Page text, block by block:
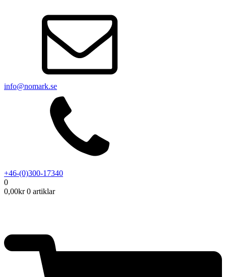
info@nomark.se
+46-(0)300-17340
0
0,00kr 0 artiklar